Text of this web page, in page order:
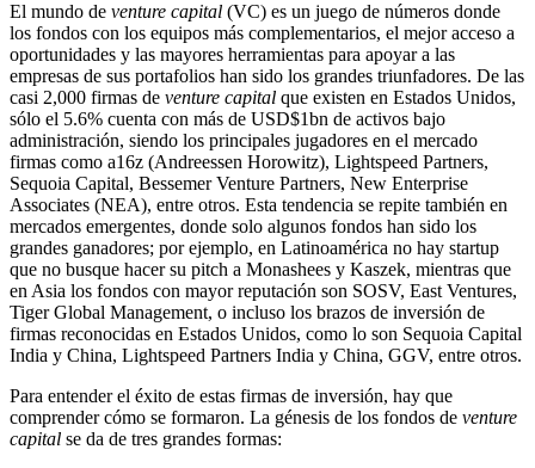
El mundo de venture capital (VC) es un juego de números donde
los fondos con los equipos más complementarios, el mejor acceso a
oportunidades y las mayores herramientas para apoyar a las
empresas de sus portafolios han sido los grandes triunfadores. De las
casi 2,000 firmas de venture capital que existen en Estados Unidos,
sólo el 5.6% cuenta con más de USD$1bn de activos bajo
administración, siendo los principales jugadores en el mercado
firmas como a16z (Andreessen Horowitz), Lightspeed Partners,
Sequoia Capital, Bessemer Venture Partners, New Enterprise
Associates (NEA), entre otros. Esta tendencia se repite también en
mercados emergentes, donde solo algunos fondos han sido los
grandes ganadores; por ejemplo, en Latinoamérica no hay startup
que no busque hacer su pitch a Monashees y Kaszek, mientras que
en Asia los fondos con mayor reputación son SOSV, East Ventures,
Tiger Global Management, o incluso los brazos de inversión de
firmas reconocidas en Estados Unidos, como lo son Sequoia Capital
India y China, Lightspeed Partners India y China, GGV, entre otros.
Para entender el éxito de estas firmas de inversión, hay que
comprender cómo se formaron. La génesis de los fondos de venture
capital se da de tres grandes formas: